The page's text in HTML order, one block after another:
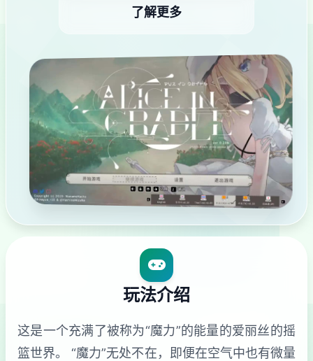
了解更多
玩法介绍
这是一个充满了被称为“魔力”的能量的爱丽丝的摇
篮世界。 “魔力”无处不在，即便在空气中也有微量